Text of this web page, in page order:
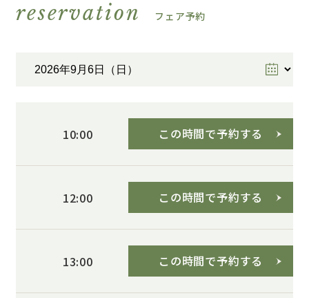
reservation フェア予約
10:00 この時間で予約する
12:00 この時間で予約する
13:00 この時間で予約する